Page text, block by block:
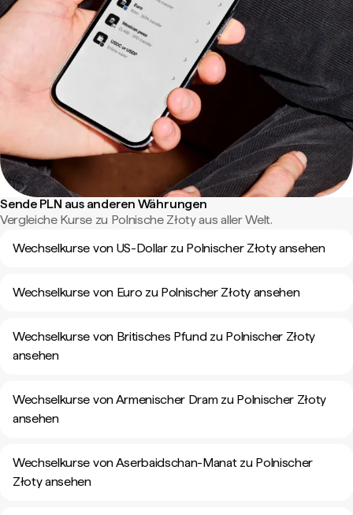
Sende PLN aus anderen Währungen
Vergleiche Kurse zu Polnische Złoty aus aller Welt.
Wechselkurse von US-Dollar zu Polnischer Złoty ansehen
Wechselkurse von Euro zu Polnischer Złoty ansehen
Wechselkurse von Britisches Pfund zu Polnischer Złoty
ansehen
Wechselkurse von Armenischer Dram zu Polnischer Złoty
ansehen
Wechselkurse von Aserbaidschan-Manat zu Polnischer
Złoty ansehen